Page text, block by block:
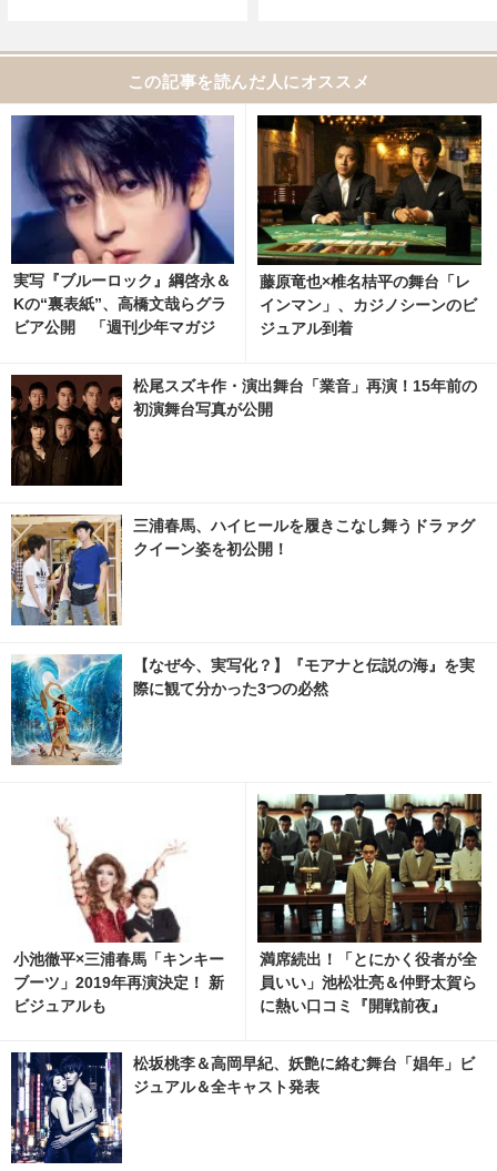
この記事を読んだ人にオススメ
実写『ブルーロック』綱啓永＆
Kの“裏表紙”、高橋文哉らグラ
ビア公開 「週刊少年マガジ
の写真・画像 | cinemacafe.ne
t
藤原竜也×椎名桔平の舞台「レ
インマン」、カジノシーンのビ
ジュアル到着
松尾スズキ作・演出舞台「業音」再演！15年前の
初演舞台写真が公開
三浦春馬、ハイヒールを履きこなし舞うドラァグ
クイーン姿を初公開！
【なぜ今、実写化？】『モアナと伝説の海』を実
際に観て分かった3つの必然
小池徹平×三浦春馬「キンキー
ブーツ」2019年再演決定！ 新
ビジュアルも
満席続出！「とにかく役者が全
員いい」池松壮亮＆仲野太賀ら
に熱い口コミ『開戦前夜』
松坂桃李＆高岡早紀、妖艶に絡む舞台「娼年」ビ
ジュアル＆全キャスト発表